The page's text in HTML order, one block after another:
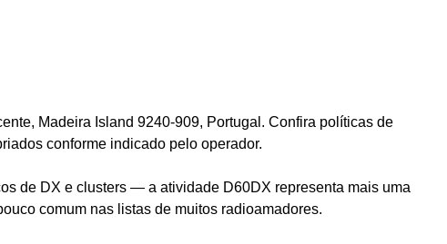
Madeira Island 9240-909, Portugal. Confira políticas de
conforme indicado pelo operador.
de DX e clusters — a atividade D60DX representa mais uma
comum nas listas de muitos radioamadores.